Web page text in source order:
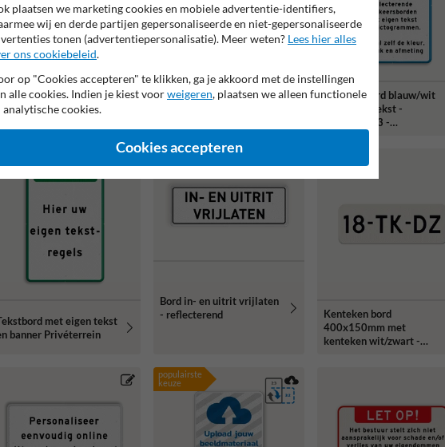
- eigen
-
Verkeersbord met eigen
Verkeersbord blauw/wit
met eigen tekst -
afmeting 2:3 -
reflecterend
met eigen tekst
banner Privéterrein
Bord in- en uitrit vrijlaten
- reflecterend
Kenteken bord
400x150mm met
kenteken wit/zwart -
populairste
keuze
plaatsen we marketing cookies en mobiele advertentie-identifiers,
wij en derde partijen gepersonaliseerde en niet-gepersonaliseerde
tonen (advertentiepersonalisatie). Meer weten? Lees hier alles
ons cookiebeleid.
op "Cookies accepteren" te klikken, ga je akkoord met de instellingen
alle cookies. Indien je kiest voorweigeren, plaatsen we alleen functionele
analytische cookies.
Cookies accepteren